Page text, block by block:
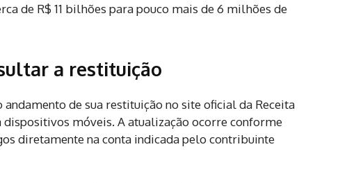
de R$ 11 bilhões para pouco mais de 6 milhões de
a restituição
de sua restituição no site oficial da Receita
móveis. A atualização ocorre conforme
diretamente na conta indicada pelo contribuinte